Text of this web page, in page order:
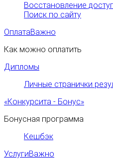
Восстановление
Поиск по сайту
ОплатаВажно
Как можно оплатить
Дипломы
Личные странички
«Конкурсита - Бонус»
Бонусная программа
Кешбэк
УслугиВажно